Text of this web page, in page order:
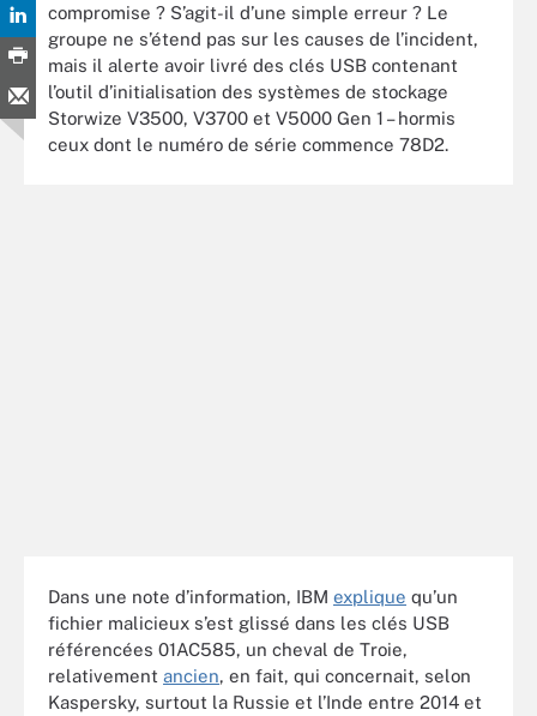
compromise ? S’agit-il d’une simple erreur ? Le
groupe ne s’étend pas sur les causes de l’incident,
mais il alerte avoir livré des clés USB contenant
l’outil d’initialisation des systèmes de stockage
Storwize V3500, V3700 et V5000 Gen 1 – hormis
ceux dont le numéro de série commence 78D2.
Dans une note d’information, IBM explique qu’un
fichier malicieux s’est glissé dans les clés USB
référencées 01AC585, un cheval de Troie,
relativement ancien, en fait, qui concernait, selon
Kaspersky, surtout la Russie et l’Inde entre 2014 et